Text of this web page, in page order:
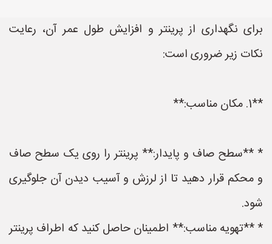
برای نگهداری از پرینتر و افزایش طول عمر آن، رعایت
نکات زیر ضروری است:
**1. مکان مناسب:**
* **سطح صاف و پایدار:** پرینتر را روی یک سطح صاف
و محکم قرار دهید تا از لرزش و آسیب دیدن آن جلوگیری
شود.
* **تهویه مناسب:** اطمینان حاصل کنید که اطراف پرینتر